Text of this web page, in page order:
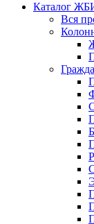
Каталог
Вся